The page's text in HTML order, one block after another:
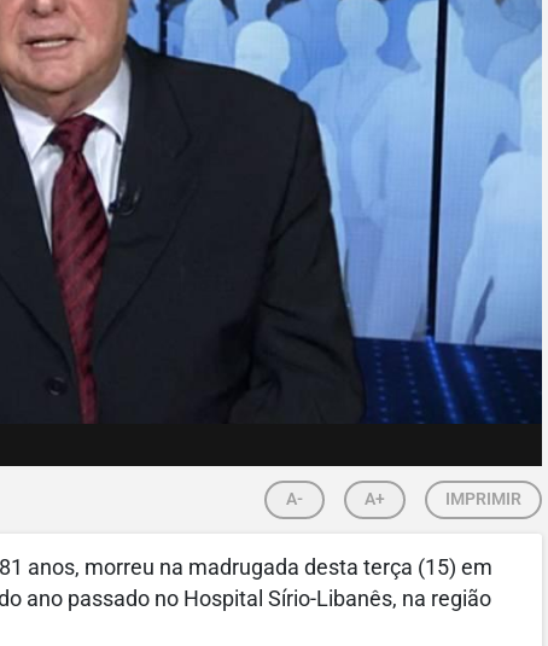
A- A+ IMPRIMIR
anos, morreu na madrugada desta terça (15) em
ano passado no Hospital Sírio-Libanês, na região